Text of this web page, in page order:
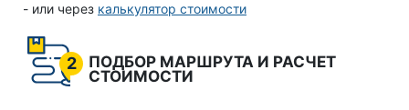
- или через калькулятор стоимости
2
ПОДБОР МАРШРУТА И РАСЧЕТ
СТОИМОСТИ